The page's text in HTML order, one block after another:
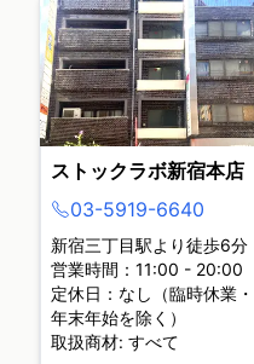
ストックラボ新宿本店
03-5919-6640
新宿三丁目駅より徒歩6分
営業時間：11:00 - 20:00
定休日：なし（臨時休業・
年末年始を除く）
取扱商材: すべて